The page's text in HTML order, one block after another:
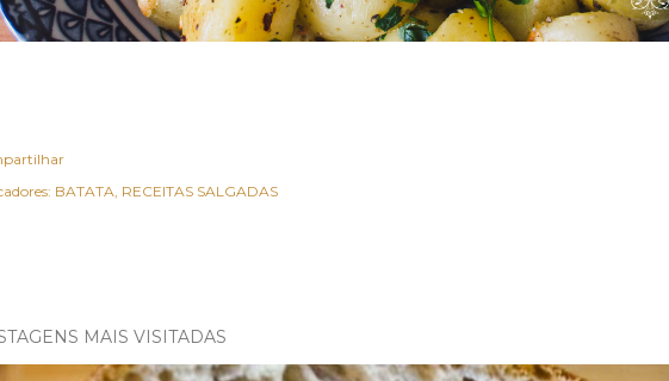
BATATA RECEITAS SALGADAS
MAIS VISITADAS